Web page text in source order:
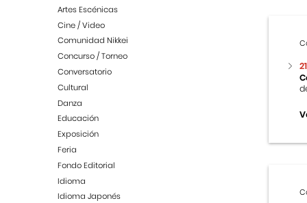
Artes Escénicas
Cine / Video
Comunidad Nikkei
Concurso / Torneo
Conversatorio
Cultural
Danza
Educación
Exposición
Feria
Fondo Editorial
Idioma
Idioma Japonés